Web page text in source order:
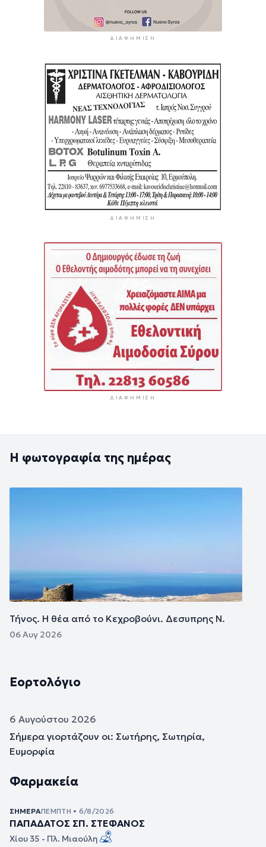
ΔΙΑΦΉΜΙΣΗ
ΔΙΑΦΉΜΙΣΗ
ΔΙΑΦΉΜΙΣΗ
Η φωτογραφία της ημέρας
Τήνος. Η θέα από το Κεχροβούνι. Δεσυπρης Ν.
06 Αυγ 2026
Εορτολόγιο
6 Αυγούστου 2026
Σήμερα γιορτάζουν οι: Σωτήρης, Σωτηρία,
Ευμορφία
Φαρμακεία
ΣΉΜΕΡΑΠΈΜΠΤΗ • 6/8/2026
ΠΑΠΑΔΑΤΟΣ ΣΠ. ΣΤΕΦΑΝΟΣ
Χίου 35 - Πλ. Μιαούλη